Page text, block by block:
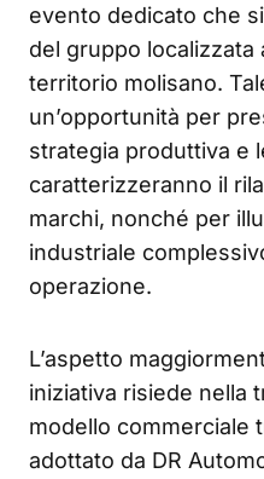
evento dedicato che
del gruppo localizzata
territorio molisano.
un’opportunità per
strategia produttiva e
caratterizzeranno il
marchi, nonché per
industriale
operazione.
L’aspetto
iniziativa risiede nella
modello commerciale
adottato da DR